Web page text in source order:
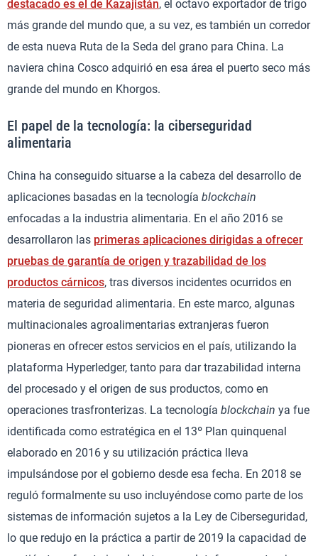
destacado es el de Kazajistán, el octavo exportador de trigo
más grande del mundo que, a su vez, es también un corredor
de esta nueva Ruta de la Seda del grano para China. La
naviera china Cosco adquirió en esa área el puerto seco más
grande del mundo en Khorgos.
El papel de la tecnología: la ciberseguridad
alimentaria
China ha conseguido situarse a la cabeza del desarrollo de
aplicaciones basadas en la tecnología blockchain
enfocadas a la industria alimentaria. En el año 2016 se
desarrollaron las primeras aplicaciones dirigidas a ofrecer
pruebas de garantía de origen y trazabilidad de los
productos cárnicos, tras diversos incidentes ocurridos en
materia de seguridad alimentaria. En este marco, algunas
multinacionales agroalimentarias extranjeras fueron
pioneras en ofrecer estos servicios en el país, utilizando la
plataforma Hyperledger, tanto para dar trazabilidad interna
del procesado y el origen de sus productos, como en
operaciones trasfronterizas. La tecnología blockchain ya fue
identificada como estratégica en el 13º Plan quinquenal
elaborado en 2016 y su utilización práctica lleva
impulsándose por el gobierno desde esa fecha. En 2018 se
reguló formalmente su uso incluyéndose como parte de los
sistemas de información sujetos a la Ley de Ciberseguridad,
lo que redujo en la práctica a partir de 2019 la capacidad de